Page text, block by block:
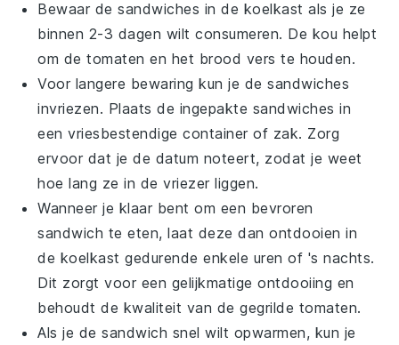
Bewaar de sandwiches in de koelkast als je ze
binnen 2-3 dagen wilt consumeren. De kou helpt
om detomaten en het brood vers te houden.
Voor langere bewaring kun je de sandwiches
invriezen. Plaats de ingepakte sandwiches in
een vriesbestendige container of zak. Zorg
ervoor dat je de datum noteert, zodat je weet
hoe lang ze in de vriezer liggen.
Wanneer je klaar bent om een bevroren
sandwich te eten, laat deze dan ontdooien in
de koelkast gedurende enkele uren of 's nachts.
Dit zorgt voor een gelijkmatige ontdooiing en
behoudt de kwaliteit van degegrilde tomaten.
Als je de sandwich snel wilt opwarmen, kun je